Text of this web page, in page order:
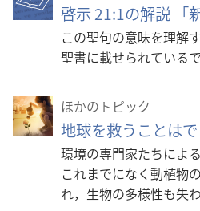
啓示 21:1の解説 「
この聖句の意味を理解
聖書に載せられている
ほかのトピック
地球を救うことは
環境の専門家たちによ
これまでになく動植物
れ，生物の多様性も失